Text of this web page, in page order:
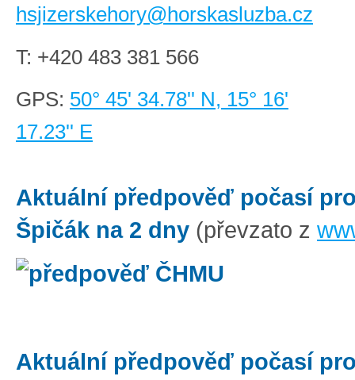
hsjizerskehory@horskasluzba.cz
T: +420 483 381 566
GPS: 50° 45' 34.78'' N, 15° 16'
17.23'' E
Aktuální předpověď počasí
Špičák na 2 dny (převzato z
Aktuální předpověď počasí